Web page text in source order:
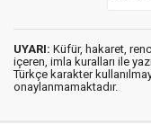
UYARI: Küfür, hakaret,
içeren, imla kuralları ile
Türkçe karakter
onaylanmamaktadır.